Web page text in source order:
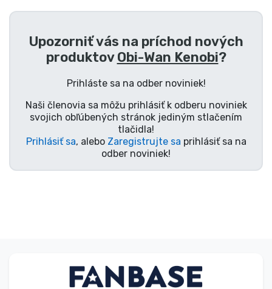
Upozorniť vás na príchod nových
produktovObi-Wan Kenobi?
Prihláste sa na odber noviniek!
Naši členovia sa môžu prihlásiť k odberu noviniek
svojich obľúbených stránok jediným stlačením
tlačidla!
Prihlásiť sa, alebo Zaregistrujte sa prihlásiť sa na
odber noviniek!
Zoradiť podľa série
Zoradiť podľa filmov
Zoradiť podľa karikatúry
Zoradiť podľa Anime
Zoradiť podľa hier